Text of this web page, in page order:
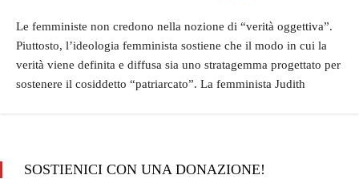
Le femministe non credono nella nozione di “verità oggettiva”.
Piuttosto, l’ideologia femminista sostiene che il modo in cui la
verità viene definita e diffusa sia uno stratagemma progettato per
sostenere il cosiddetto “patriarcato”. La femminista Judith
SOSTIENICI CON UNA DONAZIONE!